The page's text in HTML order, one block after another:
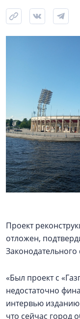
Проект
отложен,
«Был проект с
недостаточно
интервью изданию
что сейчас город